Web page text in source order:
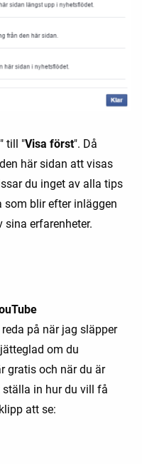
" till "Visa först". Då
här sidan att visas
du inget av alla tips
som blir efter inläggen
erfarenheter.
på när jag släpper
om du
gratis och när du är
in hur du vill få
att se: